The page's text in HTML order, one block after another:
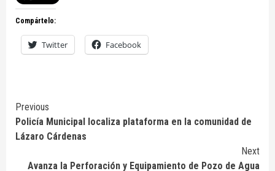
Compártelo:
Twitter Facebook
Continue
Reading
Previous
Policía Municipal localiza plataforma en la comunidad de
Lázaro Cárdenas
Next
Avanza la Perforación y Equipamiento de Pozo de Agua